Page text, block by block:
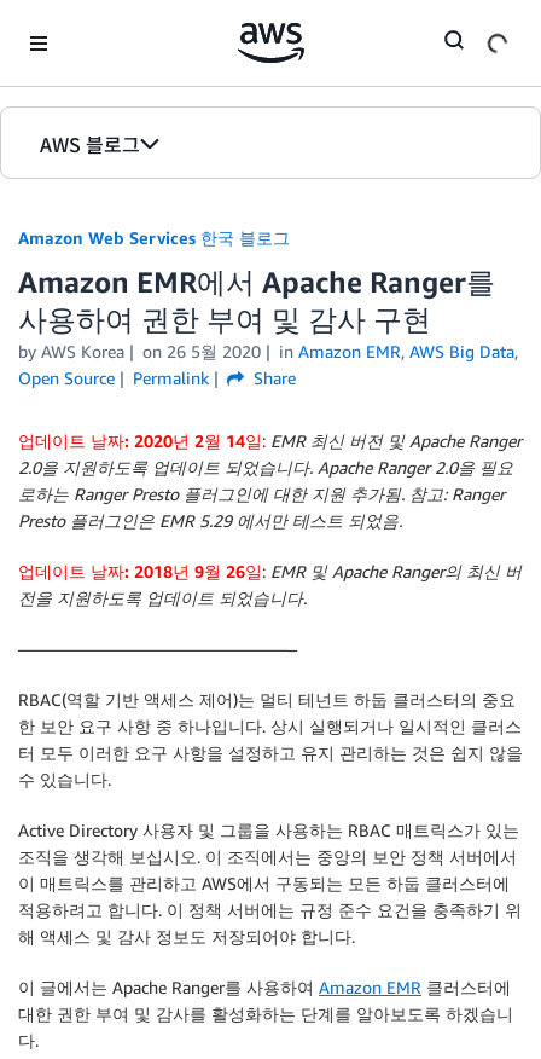
AWS 블로그
홈
에디션
Amazon Web Services 한국 블로그
Amazon EMR에서 Apache Ranger를
사용하여 권한 부여 및 감사 구현
by AWS Korea on 26 5월 2020 in Amazon EMR, AWS Big Data,
Open Source
Permalink Share
업데이트 날짜: 2020년 2월 14일: EMR 최신 버전 및 Apache Ranger
2.0을 지원하도록 업데이트 되었습니다. Apache Ranger 2.0을 필요
로하는 Ranger Presto 플러그인에 대한 지원 추가됨. 참고: Ranger
Presto 플러그인은 EMR 5.29 에서만 테스트 되었음.
업데이트 날짜: 2018년 9월 26일: EMR 및 Apache Ranger의 최신 버
전을 지원하도록 업데이트 되었습니다.
————————————————–
RBAC(역할 기반 액세스 제어)는 멀티 테넌트 하둡 클러스터의 중요
한 보안 요구 사항 중 하나입니다. 상시 실행되거나 일시적인 클러스
터 모두 이러한 요구 사항을 설정하고 유지 관리하는 것은 쉽지 않을
수 있습니다.
Active Directory 사용자 및 그룹을 사용하는 RBAC 매트릭스가 있는
조직을 생각해 보십시오. 이 조직에서는 중앙의 보안 정책 서버에서
이 매트릭스를 관리하고 AWS에서 구동되는 모든 하둡 클러스터에
적용하려고 합니다. 이 정책 서버에는 규정 준수 요건을 충족하기 위
해 액세스 및 감사 정보도 저장되어야 합니다.
이 글에서는 Apache Ranger를 사용하여 Amazon EMR 클러스터에
대한 권한 부여 및 감사를 활성화하는 단계를 알아보도록 하겠습니
다.